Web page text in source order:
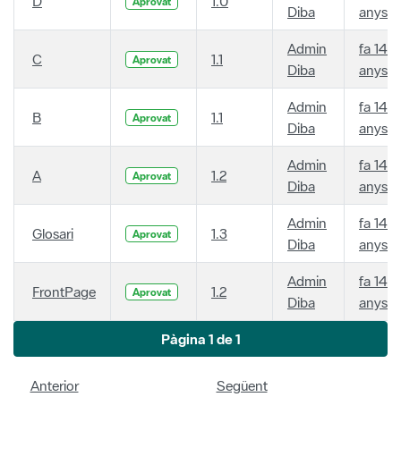
Diba
anys
C Aprovat 1.1
Admin
Diba
fa 14
anys
B Aprovat 1.1
Admin
Diba
fa 14
anys
A Aprovat 1.2
Admin
Diba
fa 14
anys
Glosari Aprovat 1.3
Admin
Diba
fa 14
anys
FrontPage Aprovat 1.2
Admin
Diba
fa 14
anys
Pàgina 1 de 1
Anterior Següent